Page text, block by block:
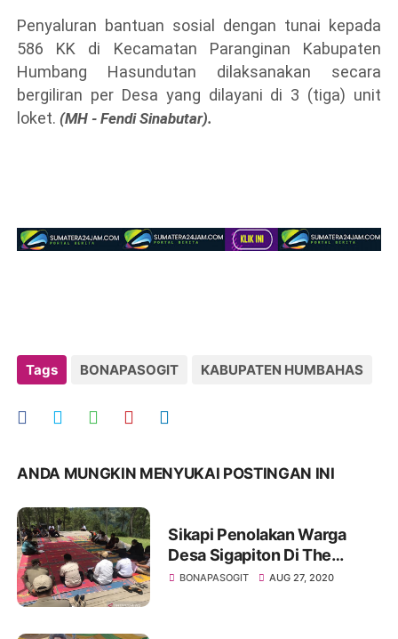
Penyaluran bantuan sosial dengan tunai kepada
586 KK di Kecamatan Paranginan Kabupaten
Humbang Hasundutan dilaksanakan secara
bergiliran per Desa yang dilayani di 3 (tiga) unit
loket. (MH - Fendi Sinabutar).
Tags BONAPASOGIT KABUPATEN HUMBAHAS
ANDA MUNGKIN MENYUKAI POSTINGAN INI
Sikapi Penolakan Warga
Desa Sigapiton Di The
Kaldera Toba, BPODT :
BONAPASOGIT AUG 27, 2020